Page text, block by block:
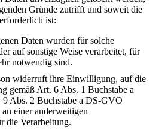
Gründe zutrifft und soweit die
ist:
Daten wurden für solche
auf sonstige Weise verarbeitet, für
notwendig sind.
widerruft ihre Einwilligung, auf die
gemäß Art. 6 Abs. 1 Buchstabe a
Abs. 2 Buchstabe a DS-GVO
einer anderweitigen
die Verarbeitung.